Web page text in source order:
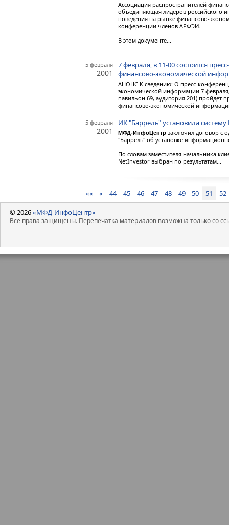
Ассоциация распространителей
объединяющая лидеров российского
поведения на рынке финансово-
конференции членов АРФЭИ.
В этом документе...
5 февраля
2001
7 февраля, в 11-00 состоится
финансово-экономической
АНОНС К сведению: О пресс-
экономической информации 7
павильон 69, аудитория 201) пройдет
финансово-экономической
5 февраля
2001
ИК "Баррель" установила
МФД-ИнфоЦентр заключил договор с
"Баррель" об установке
По словам заместителя начальника
NetInvestor выбран по результатам...
«« « 44 45 46 47 48 49 50 51 52
© 2026«МФД-ИнфоЦентр»
Все права защищены. Перепечатка материалов возможна только со